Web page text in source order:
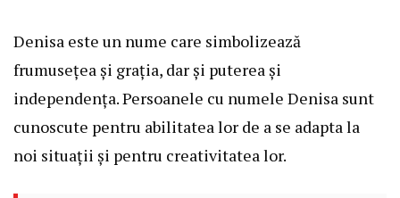
Denisa este un nume care simbolizează
frumusețea și grația, dar și puterea și
independența. Persoanele cu numele Denisa sunt
cunoscute pentru abilitatea lor de a se adapta la
noi situații și pentru creativitatea lor.